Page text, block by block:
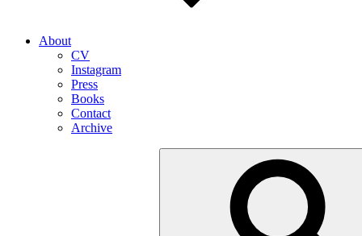
About
CV
Instagram
Press
Books
Contact
Archive